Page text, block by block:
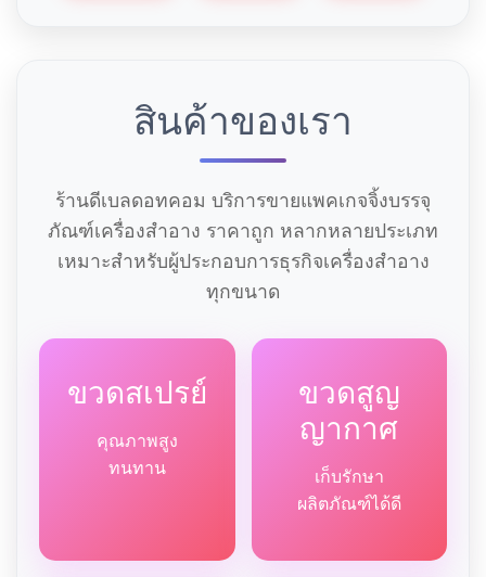
สินค้าของเรา
ร้านดีเบลดอทคอม บริการขายแพคเกจจิ้งบรรจุ
ภัณฑ์เครื่องสำอาง ราคาถูก หลากหลายประเภท
เหมาะสำหรับผู้ประกอบการธุรกิจเครื่องสำอาง
ทุกขนาด
ขวดสเปรย์
คุณภาพสูง
ทนทาน
ขวดสูญ
ญากาศ
เก็บรักษา
ผลิตภัณฑ์ได้ดี